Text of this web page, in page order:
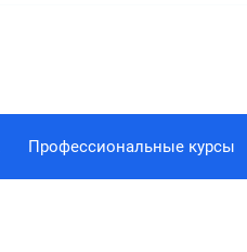
Профессиональные курсы